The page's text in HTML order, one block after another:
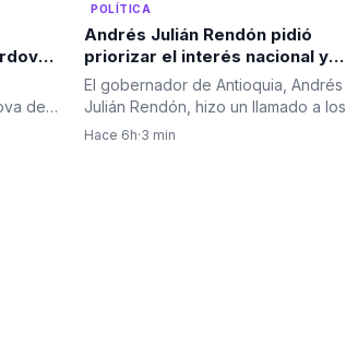
pone
de
POLÍTICA
Andrés Julián Rendón pidió
priorizar el interés nacional y
respaldó al próximo Gobierno
desde los principios del Centro
Democrático
El gobernador de Antioquia, Andrés
Julián Rendón, hizo un llamado a los
sectores políticos afines a…
Hace 6h·3 min